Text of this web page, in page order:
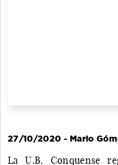
27/10/2020 - Mario
La U.B. Conquense